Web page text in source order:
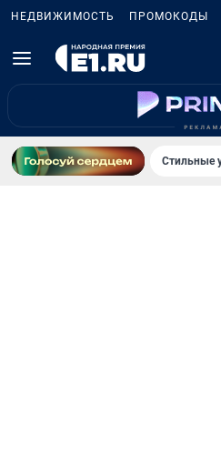
НЕДВИЖИМОСТЬ ПРОМОКОДЫ
Стильные